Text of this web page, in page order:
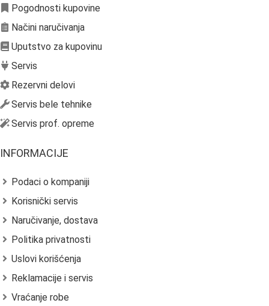
Pogodnosti kupovine
Načini naručivanja
Uputstvo za kupovinu
Servis
Rezervni delovi
Servis bele tehnike
Servis prof. opreme
INFORMACIJE
Podaci o kompaniji
Korisnički servis
Naručivanje, dostava
Politika privatnosti
Uslovi korišćenja
Reklamacije i servis
Vraćanje robe